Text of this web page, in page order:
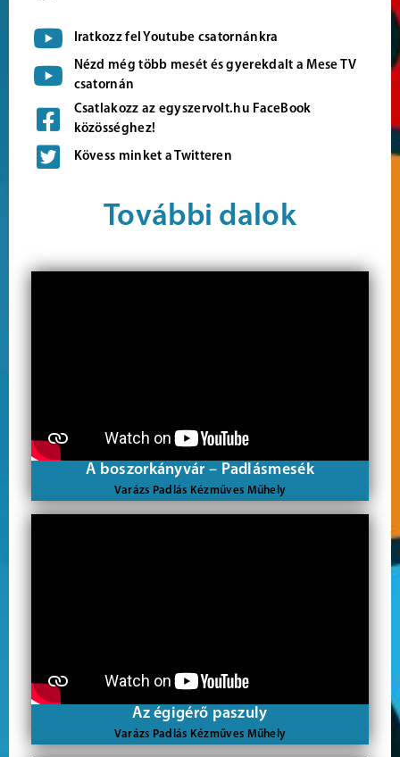
Iratkozz fel Youtube csatornánkra
Nézd még több mesét és gyerekdalt a Mese TV
csatornán
Csatlakozz az egyszervolt.hu FaceBook
közösséghez!
Kövess minket a Twitteren
További dalok
A boszorkányvár – Padlásmesék
Varázs Padlás Kézműves Műhely
Az égigérő paszuly
Varázs Padlás Kézműves Műhely